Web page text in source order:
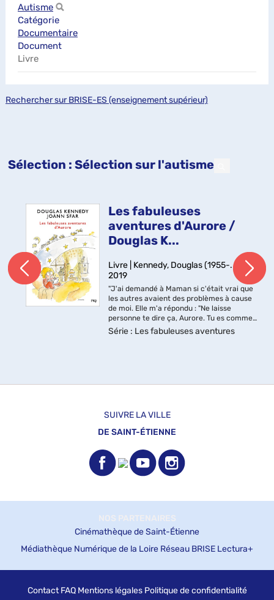
Autisme
Catégorie
Documentaire
Document
Livre
Rechercher sur BRISE-ES (enseignement supérieur)
Sélection : Sélection sur l'autisme
Les fabuleuses
aventures d'Aurore /
Douglas K...
Livre | Kennedy, Douglas (1955-....) |
2019
"J'ai demandé à Maman si c'était vrai que
les autres avaient des problèmes à cause
de moi. Elle m'a répondu : "Ne laisse
personne te dire ça, Aurore. Tu es comme
ton prénom : un vrai soleil". Aurore. C'est
moi ! " ; Autiste, Auror...
Série: Les fabuleuses aventures
SUIVRE LA VILLE
DE SAINT-ÉTIENNE
NOS PARTENAIRES
Cinémathèque de Saint-Étienne
Médiathèque Numérique de la Loire Réseau BRISE Lectura+
Contact FAQ Mentions légales Politique de confidentialité